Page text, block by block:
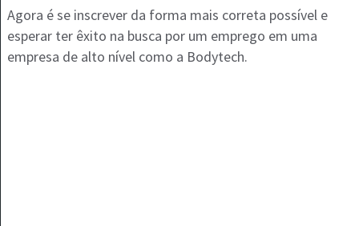
Agora é se inscrever da forma mais correta possível e
esperar ter êxito na busca por um emprego em uma
empresa de alto nível como a Bodytech.